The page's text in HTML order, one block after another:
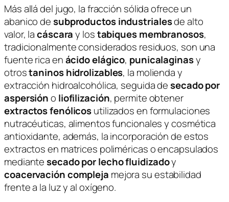
Más allá del jugo, la fracción sólida ofrece un
abanico desubproductos industrialesde alto
valor, lacáscaray lostabiques membranosos,
tradicionalmente considerados residuos, son una
fuente rica enácido elágico, punicalaginasy
otrostaninos hidrolizables, la molienda y
extracción hidroalcohólica, seguida desecado por
aspersióno liofilización, permite obtener
extractos fenólicosutilizados en formulaciones
nutracéuticas, alimentos funcionales y cosmética
antioxidante, además, la incorporación de estos
extractos en matrices poliméricas o encapsulados
mediantesecado por lecho fluidizadoy
coacervación compleja mejora su estabilidad
frente a la luz y al oxígeno.